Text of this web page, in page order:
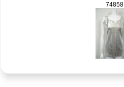
74858